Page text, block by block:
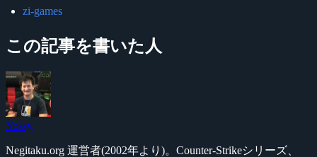
zi-games
この記事を書いた人
Yossy
Negitaku.org 運営者(2002年より)。Counter-Strikeシリーズ、